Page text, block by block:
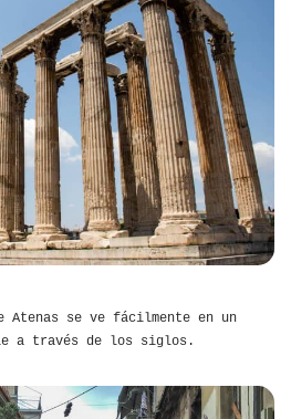
Atenas se ve fácilmente en un
a través de los siglos.